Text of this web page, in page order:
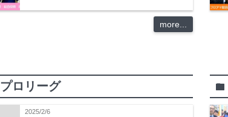
more...
プロリーグ
2025/2/6
folder